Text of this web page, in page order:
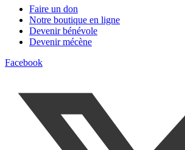
Faire un don
Notre boutique en ligne
Devenir bénévole
Devenir mécène
Facebook